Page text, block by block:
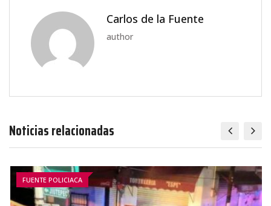
Carlos de la Fuente
author
Noticias relacionadas
FUENTE POLICIACA